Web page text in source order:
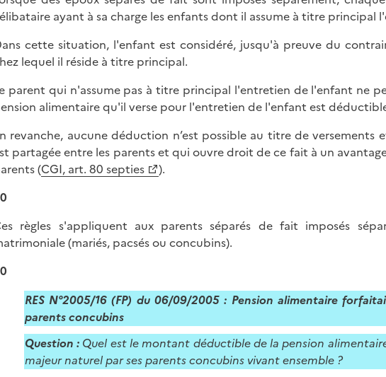
ayant à sa charge les enfants dont il assume à titre principal
cette situation, l'enfant est considéré, jusqu'à preuve du
lequel il réside à titre principal.
parent qui n'assume pas à titre principal l'entretien de l'enfant ne
alimentaire qu'il verse pour l'entretien de l'enfant est
revanche, aucune déduction n’est possible au titre de
partagée entre les parents et qui ouvre droit de ce fait à un
(CGI, art. 80 septies
).
règles s'appliquent aux parents séparés de fait imposés
(mariés, pacsés ou concubins).
RES N°2005/16 (FP) du06/09/2005 : Pension alimentaire
parents concubins
Question : Quel est le montant déductible de la pension
majeur naturel par ses parents concubins vivant ensemble ?